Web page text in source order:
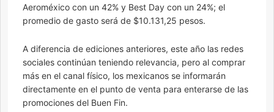
Aeroméxico con un 42% y Best Day con un 24%; el
promedio de gasto será de $10.131,25 pesos.
A diferencia de ediciones anteriores, este año las redes
sociales continúan teniendo relevancia, pero al comprar
más en el canal físico, los mexicanos se informarán
directamente en el punto de venta para enterarse de las
promociones del Buen Fin.